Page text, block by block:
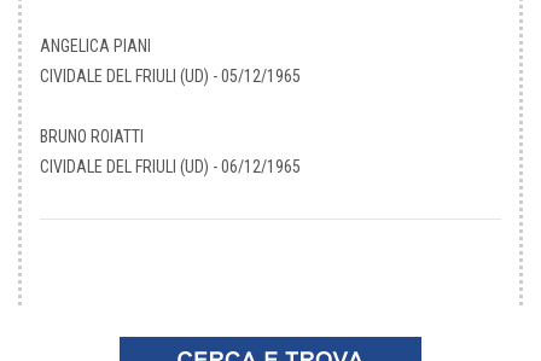
ANGELICA PIANI
CIVIDALE DEL FRIULI (UD) - 05/12/1965
BRUNO ROIATTI
CIVIDALE DEL FRIULI (UD) - 06/12/1965